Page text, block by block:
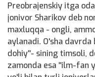
Preobrajenskiy itga
jonivor Sharikov deb
maxluqqa - ongli,
aylanadi. O'sha
dohiy''- sining timsoli,
zamonda esa ''ilm-fan